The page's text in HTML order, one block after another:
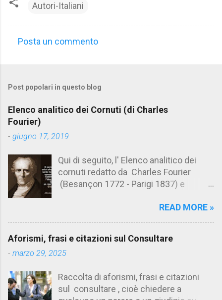
Autori-Italiani
m
e
n
t
Posta un commento
Post popolari in questo blog
Elenco analitico dei Cornuti (di Charles
Fourier)
- giugno 17, 2019
Qui di seguito, l' Elenco analitico dei
cornuti redatto da Charles Fourier
(Besançon 1772 - Parigi 1837) e
Aforismario trovi anche una raccolta di
cornuto pretenzioso: colui che ritiene
sua moglie tanto fortunata, per averlo
ammettere l'idea del tradimento. Ciò lo
rende un marito assai comodo.
READ MORE »
Aforismi, frasi e citazioni sul Consultare
- marzo 29, 2025
Raccolta di aforismi, frasi e citazioni
sul consultare , cioè chiedere a